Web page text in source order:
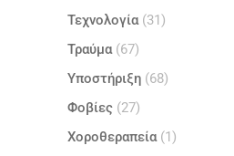
Τεχνολογία(31)
Τραύμα(67)
Υποστήριξη (68)
Φοβίες (27)
Χοροθεραπεία(1)